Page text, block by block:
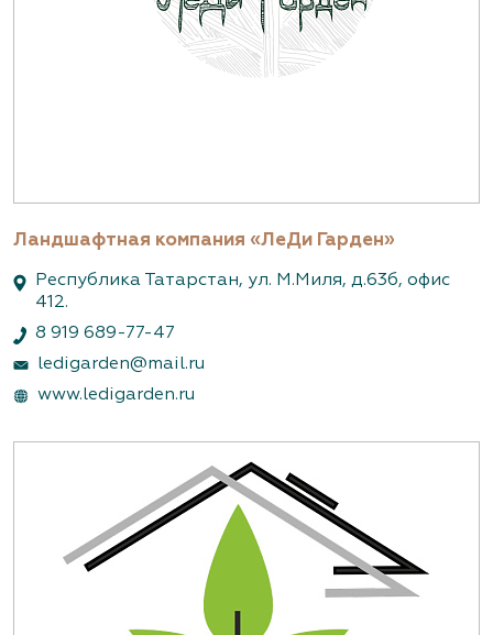
Ландшафтная компания «ЛеДи Гарден»
Республика Татарстан, ул. М.Миля, д.63б, офис
412.
8 919 689-77-47
ledigarden@mail.ru
www.ledigarden.ru